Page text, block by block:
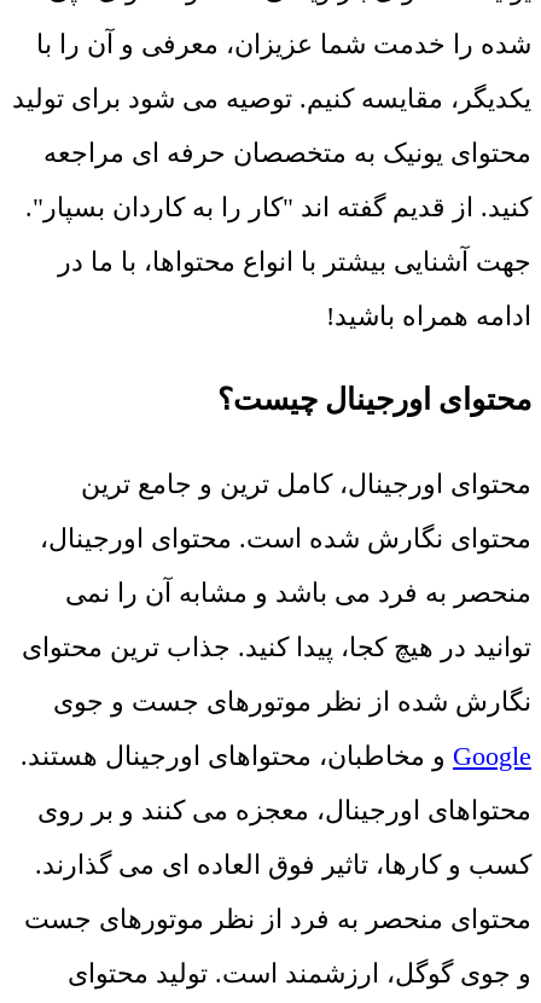
شده را خدمت شما عزیزان، معرفی و آن را با
یکدیگر، مقایسه کنیم. توصیه می شود برای تولید
محتوای یونیک به متخصصان حرفه ای مراجعه
کنید. از قدیم گفته اند "کار را به کاردان بسپار".
جهت آشنایی بیشتر با انواع محتواها، با ما در
ادامه همراه باشید!
محتوای اورجینال چیست؟
محتوای اورجینال، کامل ترین و جامع ترین
محتوای نگارش شده است. محتوای اورجینال،
منحصر به فرد می باشد و مشابه آن را نمی
توانید در هیچ کجا، پیدا کنید. جذاب ترین محتوای
نگارش شده از نظر موتورهای جست و جوی
Google و مخاطبان، محتواهای اورجینال هستند.
محتواهای اورجینال، معجزه می کنند و بر روی
کسب و کارها، تاثیر فوق العاده ای می گذارند.
محتوای منحصر به فرد از نظر موتورهای جست
و جوی گوگل، ارزشمند است. تولید محتوای